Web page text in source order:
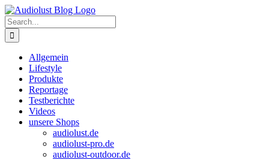
Skip
to
content
Search
for:
Allgemein
Lifestyle
Produkte
Reportage
Testberichte
Videos
unsere Shops
audiolust.de
audiolust-pro.de
audiolust-outdoor.de